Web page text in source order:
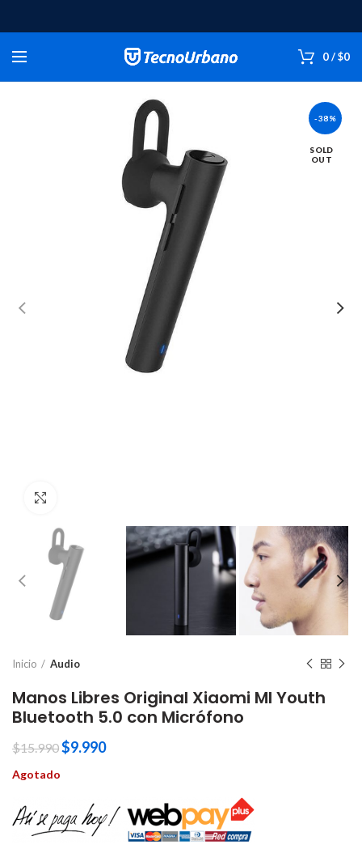
0/$0
-38%
SOLD
OUT
Inicio Audio
Manos Libres Original Xiaomi MI Youth
Bluetooth 5.0 con Micrófono
$15.990$9.990
Agotado